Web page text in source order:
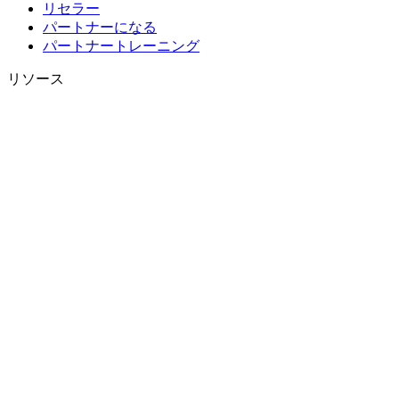
リセラー
パートナーになる
パートナートレーニング
リソース